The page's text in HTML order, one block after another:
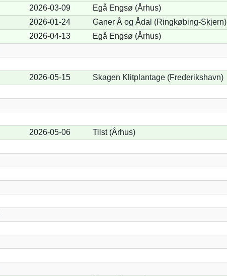
2026-03-09
Egå Engsø (Århus)
2026-01-24
Ganer Å og Ådal (Ringkøbing-Skjern)
2026-04-13
Egå Engsø (Århus)
2026-05-15
Skagen Klitplantage (Frederikshavn)
2026-05-06
Tilst (Århus)